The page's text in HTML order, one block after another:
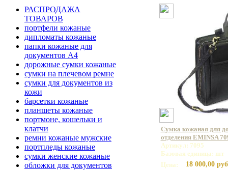
РАСПРОДАЖА
ТОВАРОВ
портфели кожаные
дипломаты кожаные
папки кожаные для
документов А4
дорожные сумки кожаные
сумки на плечевом ремне
сумки для документов из
кожи
барсетки кожаные
планшеты кожаные
портмоне, кошельки и
клатчи
ремни кожаные мужские
портпледы кожаные
сумки женские кожаные
обложки для документов
Сумка кожаная для
отделения EMINSA
Артикул: 7095
Базовая единица: шт
Цена:
18 000,00